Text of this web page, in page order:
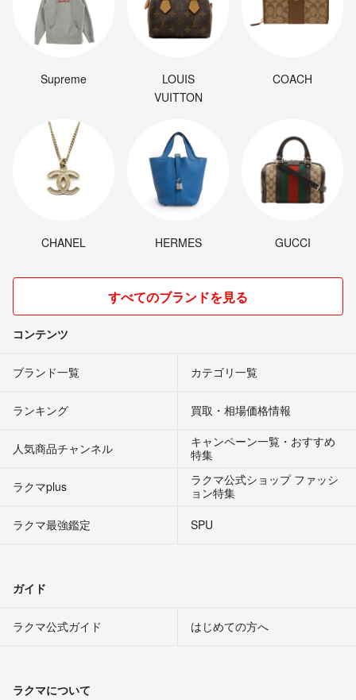
Supreme
LOUIS
VUITTON
COACH
CHANEL HERMES GUCCI
すべてのブランドを見る
コンテンツ
ブランド一覧 カテゴリ一覧
ランキング 買取・相場価格情報
人気商品チャンネル
キャンペーン一覧・おすすめ
特集
ラクマplus
ラクマ公式ショップ ファッシ
ョン特集
ラクマ最強鑑定
SPU
ガイド
ラクマ公式ガイド はじめての方へ
ラクマについて